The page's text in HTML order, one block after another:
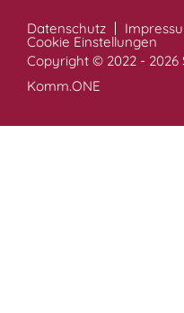
Datenschutz
Cookie Einstellungen
Copyright © 2022 -
Komm.ONE